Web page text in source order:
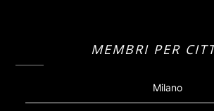
MEMBRI PER
Milano